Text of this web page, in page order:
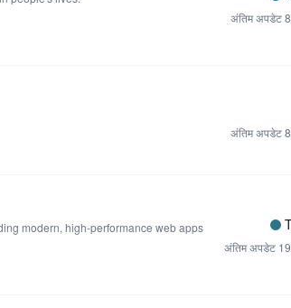
अंतिम अपडेट
अंतिम अपडेट
modern, high-performance web apps
अंतिम अपडेट